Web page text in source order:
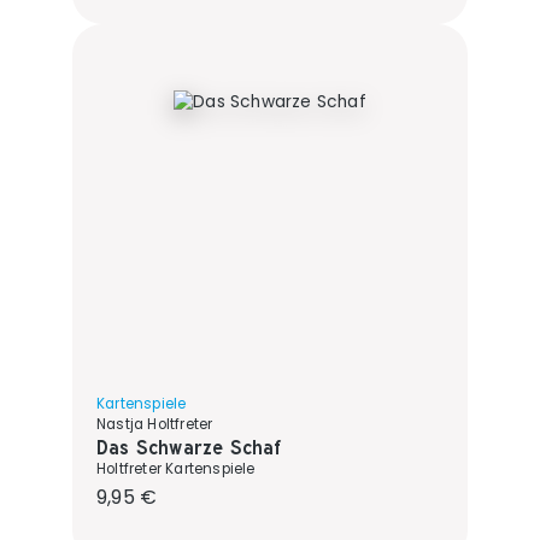
Kartenspiele
Nastja Holtfreter
Das Schwarze Schaf
Holtfreter Kartenspiele
Regulärer Preis:
9,95 €